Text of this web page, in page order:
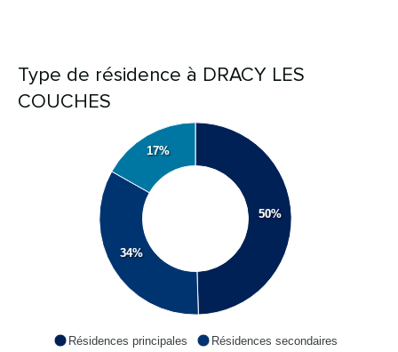
Type de résidence à DRACY LES
COUCHES
50%
34%
17%
Résidences principales
Résidences secondaires